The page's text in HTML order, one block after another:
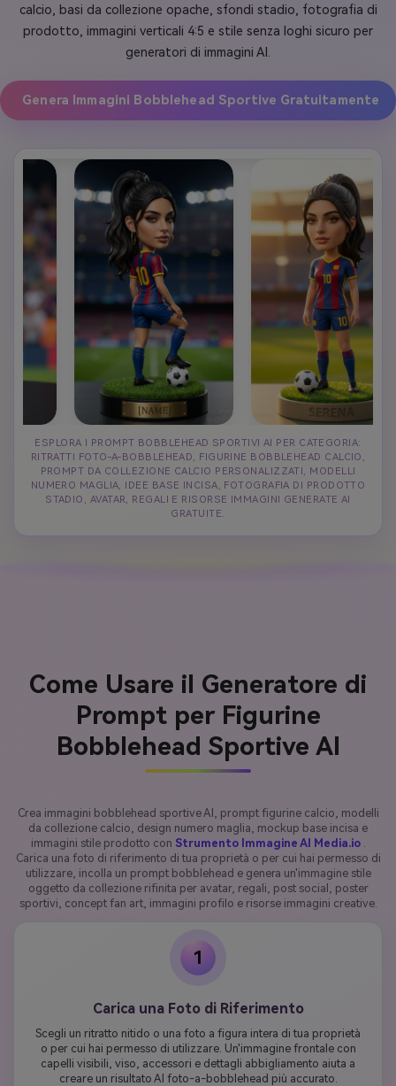
calcio, basi da collezione opache, sfondi stadio, fotografia di
prodotto, immagini verticali 4:5 e stile senza loghi sicuro per
generatori di immagini AI.
Genera Immagini Bobblehead Sportive Gratuitamente
ESPLORA I PROMPT BOBBLEHEAD SPORTIVI AI PER CATEGORIA:
RITRATTI FOTO-A-BOBBLEHEAD, FIGURINE BOBBLEHEAD CALCIO,
PROMPT DA COLLEZIONE CALCIO PERSONALIZZATI, MODELLI
NUMERO MAGLIA, IDEE BASE INCISA, FOTOGRAFIA DI PRODOTTO
STADIO, AVATAR, REGALI E RISORSE IMMAGINI GENERATE AI
GRATUITE.
Come Usare il Generatore di
Prompt per Figurine
Bobblehead Sportive AI
Crea immagini bobblehead sportive AI, prompt figurine calcio, modelli
da collezione calcio, design numero maglia, mockup base incisa e
immagini stile prodotto con Strumento Immagine AI Media.io
Carica una foto di riferimento di tua proprietà o per cui hai permesso di
utilizzare, incolla un prompt bobblehead e genera un'immagine stile
oggetto da collezione rifinita per avatar, regali, post social, poster
sportivi, concept fan art, immagini profilo e risorse immagini creative.
1
Carica una Foto di Riferimento
Scegli un ritratto nitido o una foto a figura intera di tua proprietà
o per cui hai permesso di utilizzare. Un'immagine frontale con
capelli visibili, viso, accessori e dettagli abbigliamento aiuta a
creare un risultato AI foto-a-bobblehead più accurato.